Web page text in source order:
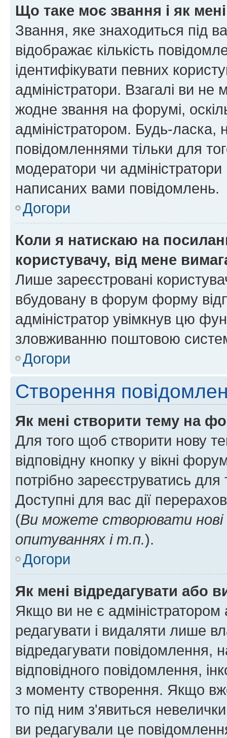
Що таке моє звання і як
Звання, яке знаходиться під
відображає кількість
ідентифікувати певних
адміністратори. Взагалі ви
жодне звання на форумі,
адміністратором. Будь-
повідомленнями тільки для
модератори чи
написаних вами повідомлень.
Догори
Коли я натискаю на
користувачу, від мене
Лише зареєстровані
вбудовану в форум форму
адміністратор увімкнув цю
зловживанню поштовою
Догори
Створення
Як мені створити тему на
Для того щоб створити нову
відповідну кнопку у вікні
потрібно зареєструватись
Доступні для вас дії
(Ви можете створювати
опитуваннях і т.п.).
Догори
Як мені відредагувати або
Якщо ви не є
редагувати і видаляти лише
відредагувати повідомлення,
відповідного повідомлення,
з моменту створення. Якщо
то під ним з'явиться
ви редагували це